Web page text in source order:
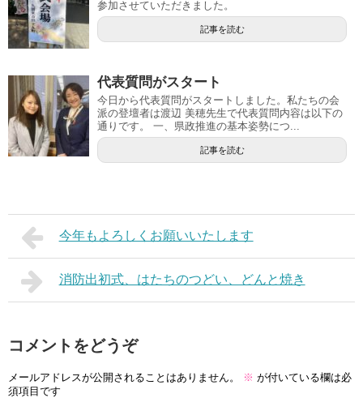
参加させていただきました。
記事を読む
代表質問がスタート
今日から代表質問がスタートしました。私たちの会
派の登壇者は渡辺 美穂先生で代表質問内容は以下の
通りです。 一、県政推進の基本姿勢につ...
記事を読む
今年もよろしくお願いいたします
消防出初式、はたちのつどい、どんと焼き
コメントをどうぞ
メールアドレスが公開されることはありません。 ※ が付いている欄は必
須項目です